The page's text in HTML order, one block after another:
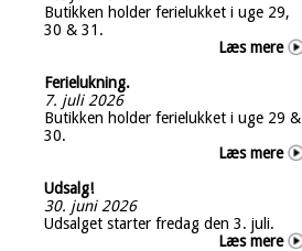
Butikken holder ferielukket i uge 29,
30 & 31.
Læs mere
Ferielukning.
7. juli 2026
Butikken holder ferielukket i uge 29 &
30.
Læs mere
Udsalg!
30. juni 2026
Udsalget starter fredag den 3. juli.
Læs mere